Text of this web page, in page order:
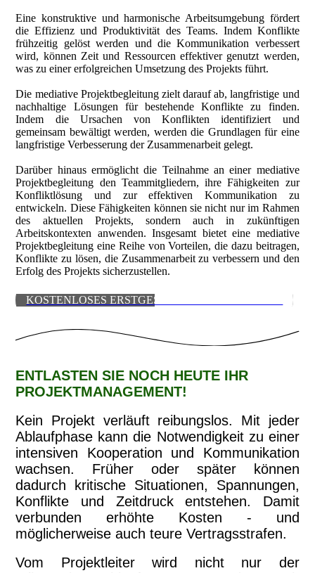
Eine konstruktive und harmonische Arbeitsumgebung fördert
die Effizienz und Produktivität des Teams. Indem Konflikte
frühzeitig gelöst werden und die Kommunikation verbessert
wird, können Zeit und Ressourcen effektiver genutzt werden,
was zu einer erfolgreichen Umsetzung des Projekts führt.
Die mediative Projektbegleitung zielt darauf ab, langfristige und
nachhaltige Lösungen für bestehende Konflikte zu finden.
Indem die Ursachen von Konflikten identifiziert und
gemeinsam bewältigt werden, werden die Grundlagen für eine
langfristige Verbesserung der Zusammenarbeit gelegt.
Darüber hinaus ermöglicht die Teilnahme an einer mediative
Projektbegleitung den Teammitgliedern, ihre Fähigkeiten zur
Konfliktlösung und zur effektiven Kommunikation zu
entwickeln. Diese Fähigkeiten können sie nicht nur im Rahmen
des aktuellen Projekts, sondern auch in zukünftigen
Arbeitskontexten anwenden. Insgesamt bietet eine mediative
Projektbegleitung eine Reihe von Vorteilen, die dazu beitragen,
Konflikte zu lösen, die Zusammenarbeit zu verbessern und den
Erfolg des Projekts sicherzustellen.
KOSTENLOSES ERSTGESPRÄCH VEREINBAREN
ENTLASTEN SIE NOCH HEUTE IHR
PROJEKTMANAGEMENT!
Kein Projekt verläuft reibungslos. Mit jeder
Ablaufphase kann die Notwendigkeit zu einer
intensiven Kooperation und Kommunikation
wachsen. Früher oder später können
dadurch kritische Situationen, Spannungen,
Konflikte und Zeitdruck entstehen. Damit
verbunden erhöhte Kosten - und
möglicherweise auch teure Vertragsstrafen.
Vom Projektleiter wird nicht nur der